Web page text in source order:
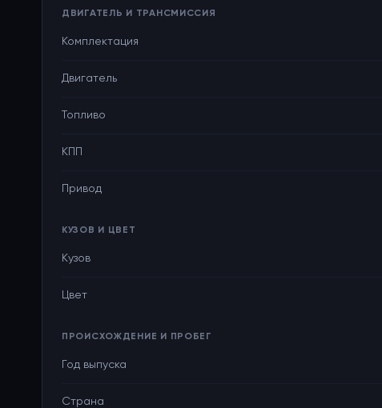
ДВИГАТЕЛЬ И ТРАНСМИССИЯ
Комплектация
Двигатель
Топливо
КПП
Привод
КУЗОВ И ЦВЕТ
Кузов
Цвет
ПРОИСХОЖДЕНИЕ И ПРОБЕГ
Год выпуска
Страна